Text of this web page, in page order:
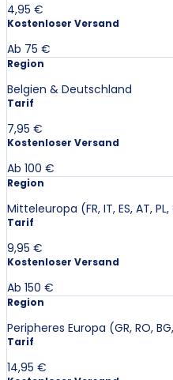
4,95 €
Kostenloser Versand
Ab 75 €
Region
Belgien & Deutschland
Tarif
7,95 €
Kostenloser Versand
Ab 100 €
Region
Mitteleuropa (FR, IT, ES, AT,
Tarif
9,95 €
Kostenloser Versand
Ab 150 €
Region
Peripheres Europa (GR, RO,
Tarif
14,95 €